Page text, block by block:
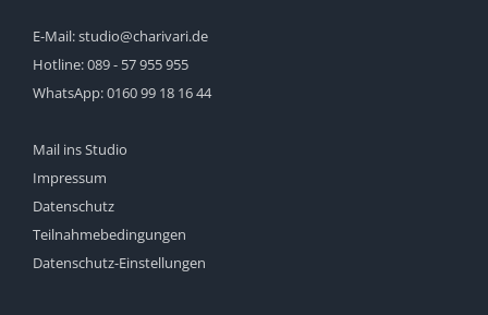
E-Mail:studio@charivari.de
Hotline:089 - 57 955 955
WhatsApp:0160 99 18 16 44
Mail ins Studio
Impressum
Datenschutz
Teilnahmebedingungen
Datenschutz-Einstellungen